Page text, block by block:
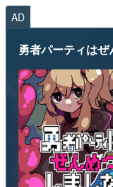
AD
勇者パーティはぜ